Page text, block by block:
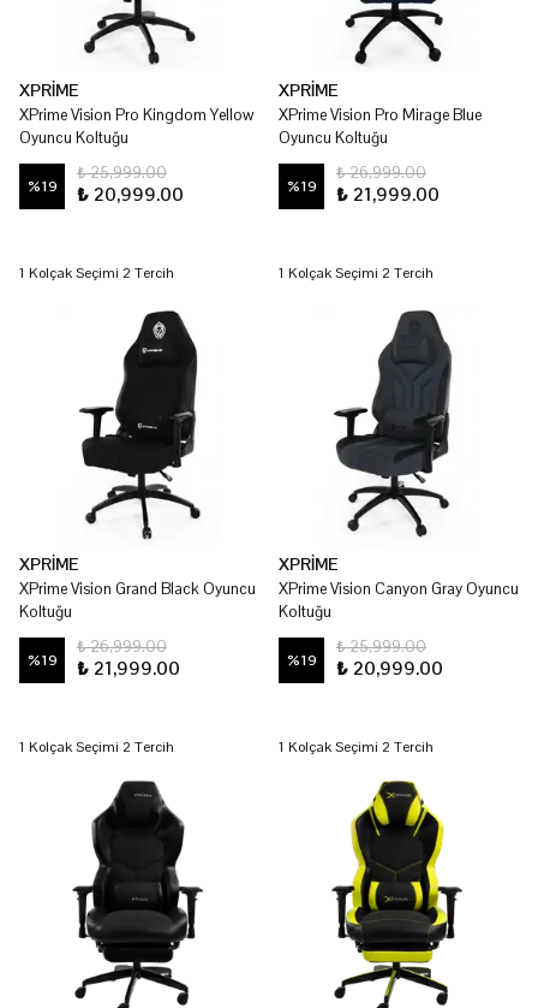
XPRİME
XPrime Vision Pro Kingdom Yellow
Oyuncu Koltuğu
%19
₺ 25,999.00
₺ 20,999.00
1 Kolçak Seçimi 2 Tercih
XPRİME
XPrime Vision Pro Mirage Blue
Oyuncu Koltuğu
%19
₺ 26,999.00
₺ 21,999.00
1 Kolçak Seçimi 2 Tercih
XPRİME
XPrime Vision Grand Black Oyuncu
Koltuğu
%19
₺ 26,999.00
₺ 21,999.00
1 Kolçak Seçimi 2 Tercih
XPRİME
XPrime Vision Canyon Gray Oyuncu
Koltuğu
%19
₺ 25,999.00
₺ 20,999.00
1 Kolçak Seçimi 2 Tercih